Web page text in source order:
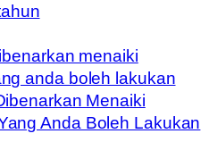
Menaiki
Anda Boleh Lakukan